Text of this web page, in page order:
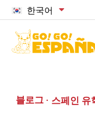
한국어
블로그 · 스페인 유